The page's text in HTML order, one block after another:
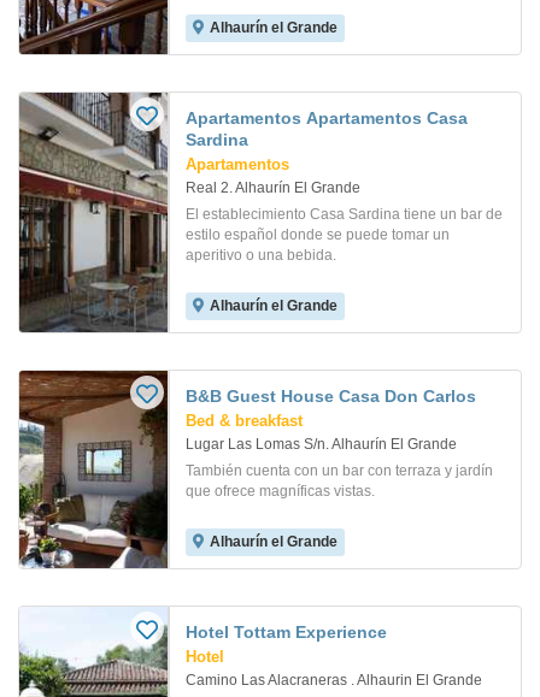
Alhaurín el Grande
Apartamentos Apartamentos Casa
Sardina
Apartamentos
Real 2. Alhaurín El Grande
El establecimiento Casa Sardina tiene un bar de
estilo español donde se puede tomar un
aperitivo o una bebida.
Alhaurín el Grande
B&B Guest House Casa Don Carlos
Bed & breakfast
Lugar Las Lomas S/n. Alhaurín El Grande
También cuenta con un bar con terraza y jardín
que ofrece magníficas vistas.
Alhaurín el Grande
Hotel Tottam Experience
Hotel
Camino Las Alacraneras . Alhaurin El Grande